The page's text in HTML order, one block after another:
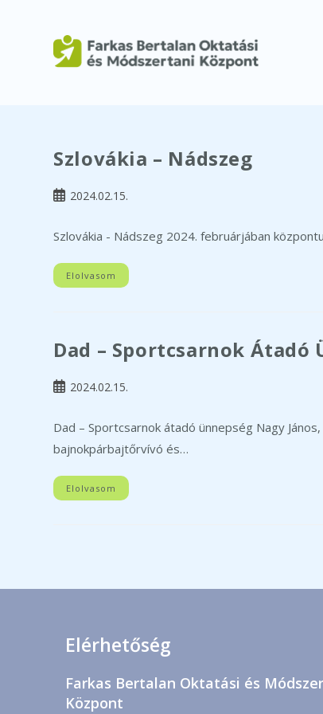
Szlovákia – Nádszeg
Post2024.02.15.
Szlovákia - Nádszeg 2024. februárjában
Elolvasom
Dad – Sportcsarnok Átadó
Post2024.02.15.
Dad – Sportcsarnok átadó ünnepség Nagy
bajnokpárbajtőrvívó és…
Elolvasom
Elérhetőség
Farkas Bertalan Oktatási és
Központ